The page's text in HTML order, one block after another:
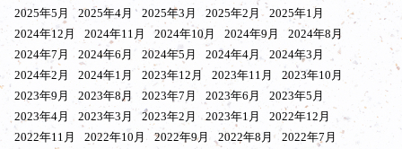
2025年5月
2025年4月 2025年3月 2025年2月
2025年1月
2024年12月
2024年11月 2024年10月 2024年9月
2024年8月
2024年7月
2024年6月 2024年5月 2024年4月
2024年3月
2024年2月
2024年1月 2023年12月 2023年11月
2023年10月
2023年9月
2023年8月 2023年7月 2023年6月
2023年5月
2023年4月
2023年3月 2023年2月 2023年1月
2022年12月
2022年11月
2022年10月 2022年9月 2022年8月
2022年7月